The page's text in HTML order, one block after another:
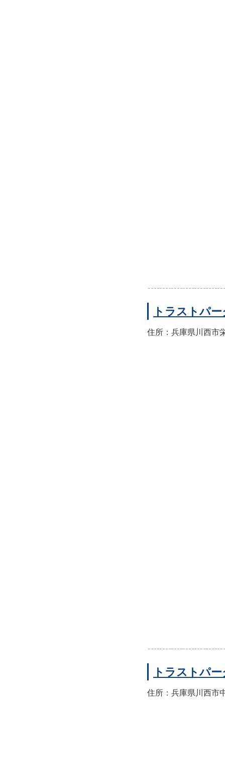
トラストパ
住所：兵庫県川西市
トラストパ
住所：兵庫県川西市